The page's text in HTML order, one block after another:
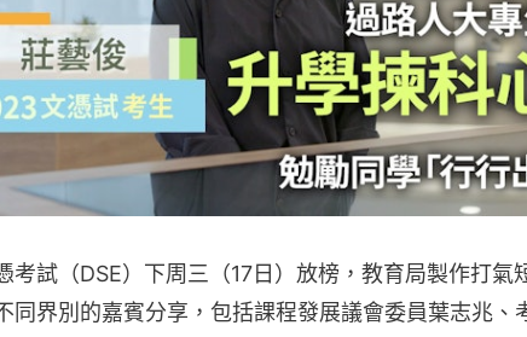
考試（DSE）下周三（17日）放榜，教育局製作打氣
同界別的嘉賓分享，包括課程發展議會委員葉志兆、